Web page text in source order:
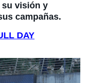
su visión y
campañas.
DAY